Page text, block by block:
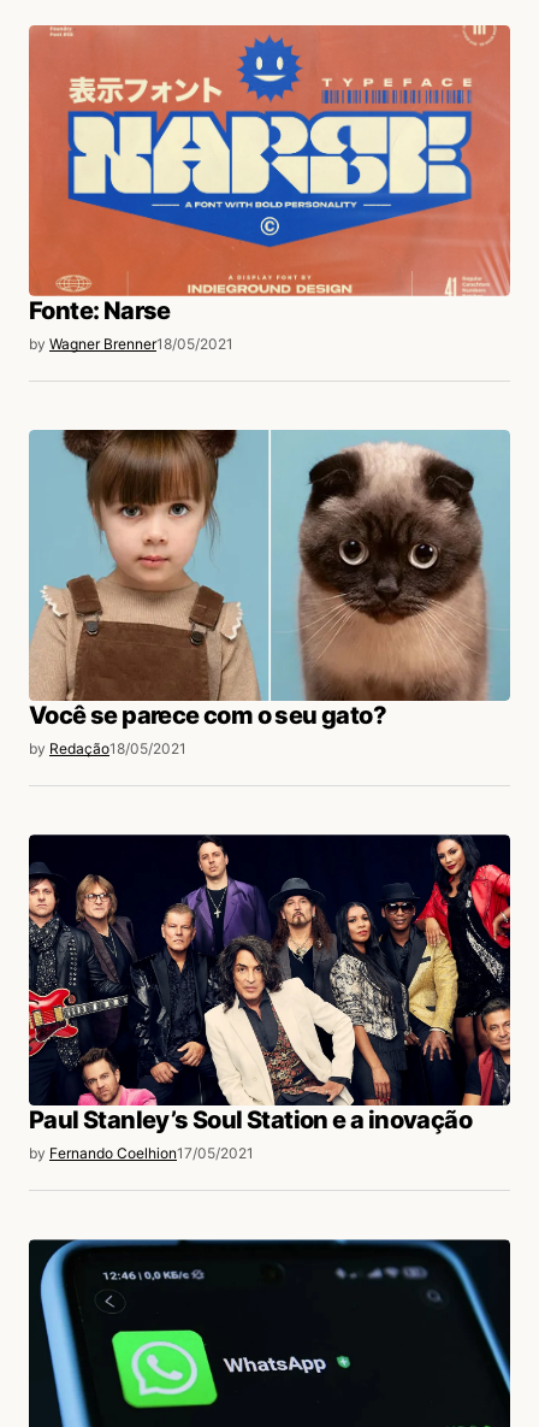
Fonte: Narse
by Wagner Brenner18/05/2021
Você se parece com o seu gato?
by Redação18/05/2021
Paul Stanley’s Soul Station e a inovação
by Fernando Coelhion17/05/2021